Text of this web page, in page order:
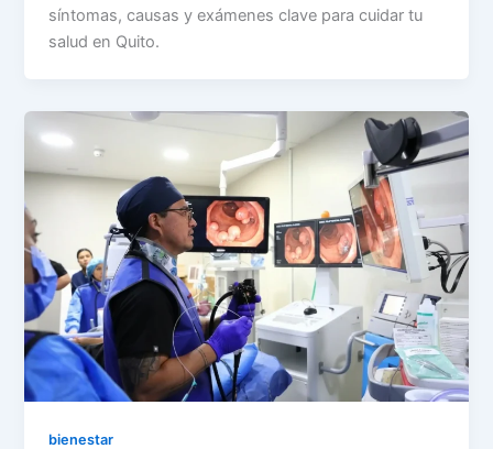
síntomas, causas y exámenes clave para cuidar tu
salud en Quito.
bienestar